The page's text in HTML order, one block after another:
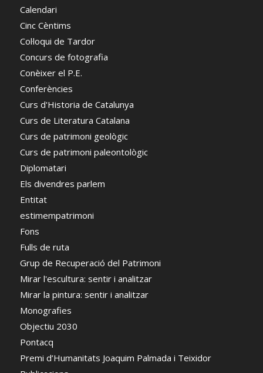
Calendari
Cinc Cèntims
Col·loqui de Tardor
Concurs de fotografia
Conèixer el P.E.
Conferències
Curs d'Historia de Catalunya
Curs de Literatura Catalana
Curs de patrimoni geològic
Curs de patrimoni paleontològic
Diplomatari
Els divendres parlem
Entitat
estimempatrimoni
Fons
Fulls de ruta
Grup de Recuperació del Patrimoni
Mirar l'escultura: sentir i analitzar
Mirar la pintura: sentir i analitzar
Monografies
Objectiu 2030
Pontacq
Premi d’Humanitats Joaquim Palmada i Teixidor